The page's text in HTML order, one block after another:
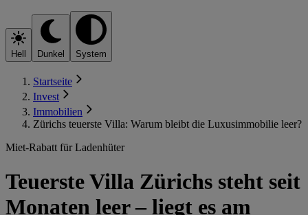
Hell Dunkel System
Startseite
Invest
Immobilien
Zürichs teuerste Villa: Warum bleibt die Luxusimmobilie leer?
Miet-Rabatt für Ladenhüter
Teuerste Villa Zürichs steht seit
Monaten leer – liegt es am